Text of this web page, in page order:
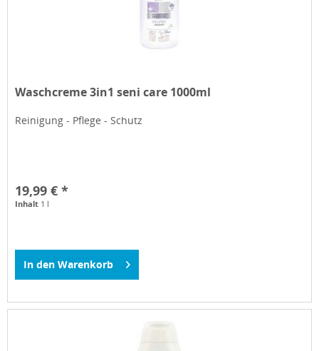
Waschcreme 3in1 seni care 1000ml
Reinigung - Pflege - Schutz
19,99 € *
Inhalt 1 l
In den Warenkorb